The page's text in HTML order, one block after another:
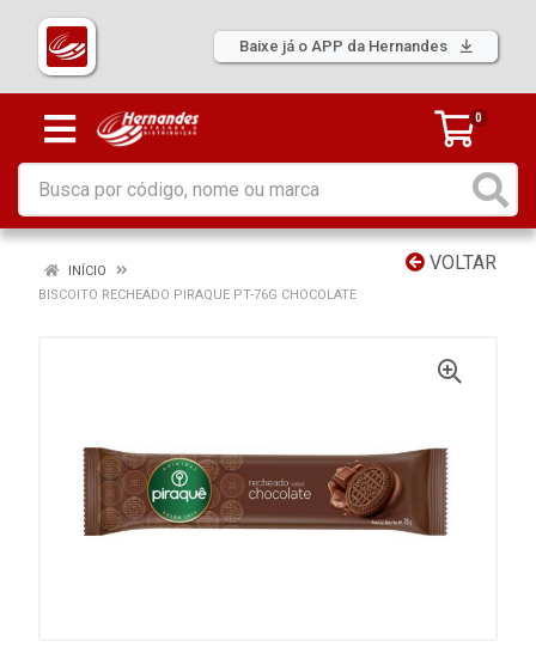
Baixe já o APP da Hernandes
0
VOLTAR
INÍCIO
BISCOITO RECHEADO PIRAQUE PT-76G CHOCOLATE